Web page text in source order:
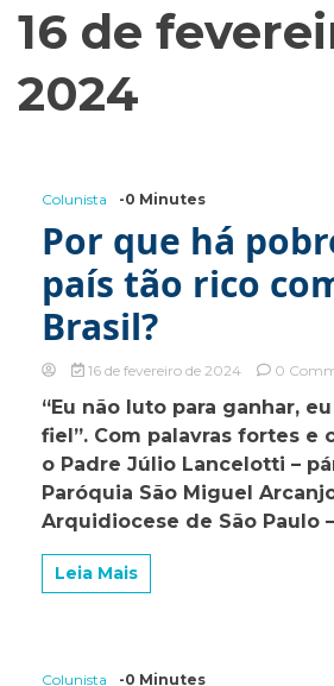
16 de
2024
Colunista -0 Minutes
Por que há
país tão rico
Brasil?
16 de fevereiro de 2024 0
“Eu não luto para ganhar,
fiel”. Com palavras fortes e
o Padre Júlio Lancelotti –
Paróquia São Miguel
Arquidiocese de São Paulo
Leia Mais
Colunista -0 Minutes